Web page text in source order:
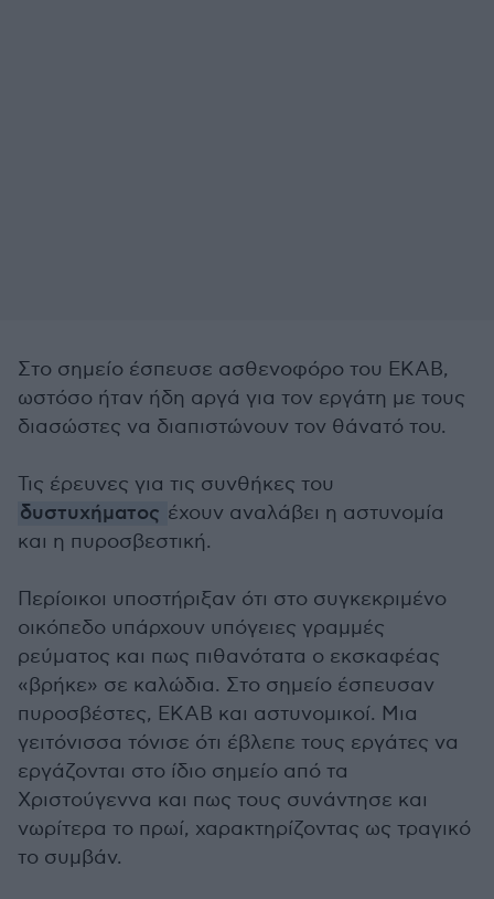
Στο σημείο έσπευσε ασθενοφόρο του ΕΚΑΒ,
ωστόσο ήταν ήδη αργά για τον εργάτη με τους
διασώστες να διαπιστώνουν τον θάνατό του.
Τις έρευνες για τις συνθήκες του
δυστυχήματος έχουν αναλάβει η αστυνομία
και η πυροσβεστική.
Περίοικοι υποστήριξαν ότι στο συγκεκριμένο
οικόπεδο υπάρχουν υπόγειες γραμμές
ρεύματος και πως πιθανότατα ο εκσκαφέας
«βρήκε» σε καλώδια. Στο σημείο έσπευσαν
πυροσβέστες, ΕΚΑΒ και αστυνομικοί. Μια
γειτόνισσα τόνισε ότι έβλεπε τους εργάτες να
εργάζονται στο ίδιο σημείο από τα
Χριστούγεννα και πως τους συνάντησε και
νωρίτερα το πρωί, χαρακτηρίζοντας ως τραγικό
το συμβάν.